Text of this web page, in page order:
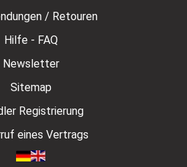
/ Retouren
Hilfe - FAQ
Newsletter
Sitemap
Registrierung
eines Vertrags